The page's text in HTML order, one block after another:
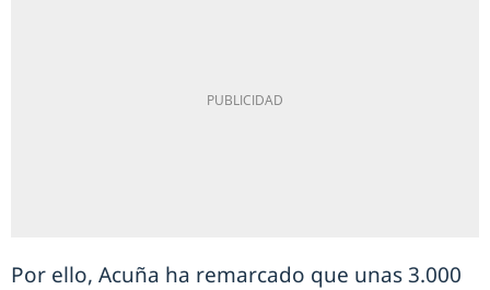
Por ello, Acuña ha remarcado que unas 3.000